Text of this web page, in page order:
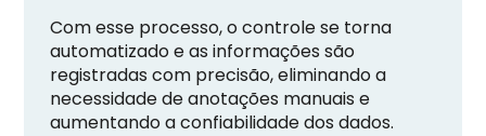
Com esse processo, o controle se torna
automatizado e as informações são
registradas com precisão, eliminando a
necessidade de anotações manuais e
aumentando a confiabilidade dos dados.